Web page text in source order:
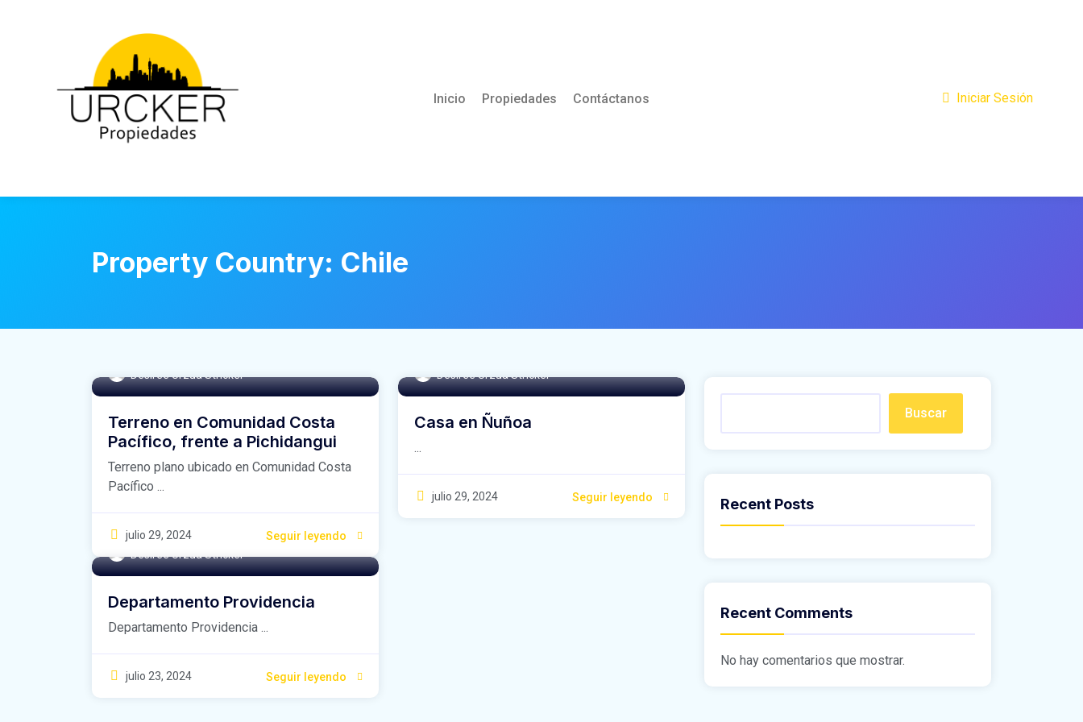
Inicio Propiedades Contáctanos Iniciar Sesión
Property Country: Chile
Désirée Urzúa Stricker
Terreno en Comunidad Costa
Pacífico, frente a Pichidangui
Terreno plano ubicado en Comunidad Costa
Pacífico ...
julio 29, 2024 Seguir leyendo
Désirée Urzúa Stricker
Casa en Ñuñoa
...
julio 29, 2024 Seguir leyendo
Désirée Urzúa Stricker
Departamento Providencia
Departamento Providencia ...
julio 23, 2024 Seguir leyendo
Buscar
Recent Posts
Recent Comments
No hay comentarios que mostrar.